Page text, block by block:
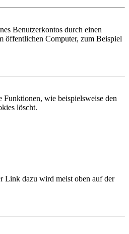
Benutzerkontos durch einen
öffentlichen Computer, zum Beispiel
wie beispielsweise den
löscht.
Link dazu wird meist oben auf der